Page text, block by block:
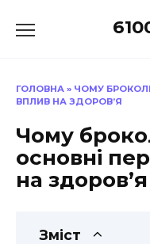
до
ГОЛОВНА » ЧОМУ
ВПЛИВ НА ЗДОРОВ’Я
Чому
основні
на здоров’я
Зміст